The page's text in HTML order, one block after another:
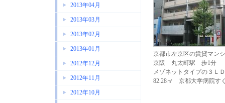
京都市左京区の賃貸マン
京阪 丸太町駅 歩1分
メゾネットタイプの３Ｌ
82.28㎡ 京都大学病院す
2013年04月
2013年03月
2013年02月
2013年01月
2012年12月
2012年11月
2012年10月